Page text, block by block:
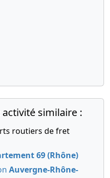
21-
11-
Procès-
verbal
générale
Statuts
mis à jour
similaire :
routiers de fret
69 (Rhône)
Auvergne-Rhône-